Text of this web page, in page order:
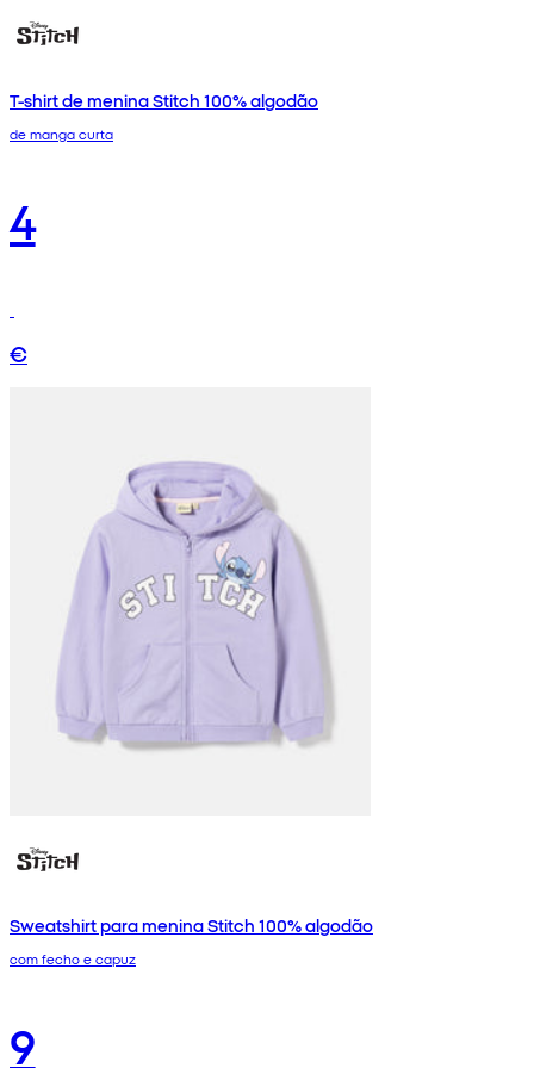
T-shirt de menina Stitch 100% algodão
de manga curta
4
€
Sweatshirt para menina Stitch 100% algodão
com fecho e capuz
9